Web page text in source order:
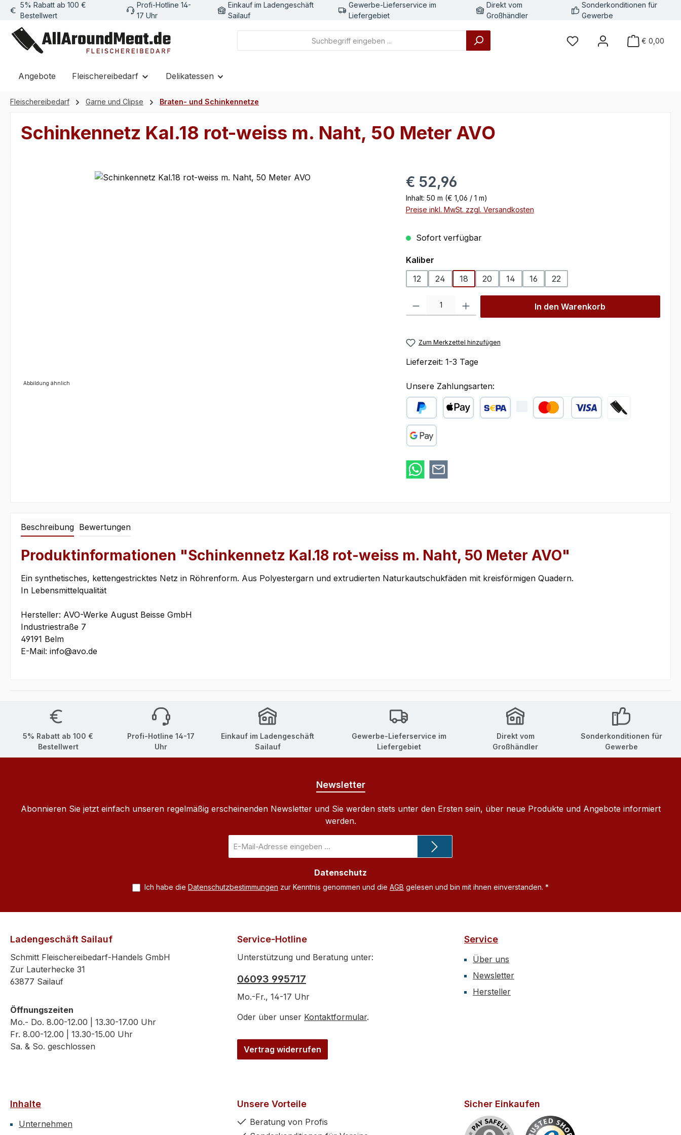
Hauptinhalt springen
Zur Suche springen
Zur Hauptnavigation springen
5% Rabatt ab 100 €
Bestellwert
Profi-Hotline 14-
17 Uhr
Einkauf im Ladengeschäft
Sailauf
Gewerbe-Lieferservice im
Liefergebiet
Direkt vom
Großhändler
Sonderkonditionen für
Gewerbe
€ 0,00
Angebote Fleischereibedarf Delikatessen
Fleischereibedarf Garne und Clipse Braten- und Schinkennetze
Schinkennetz Kal.18 rot-weiss m. Naht, 50 Meter AVO
Bildergalerie überspringen
Abbildung ähnlich
Regulärer Preis:
€ 52,96
Inhalt: 50 m (€ 1,06 / 1 m)
Preise inkl. MwSt. zzgl. Versandkosten
Sofort verfügbar
Kaliberauswählen
12
24 18 20 14 16 22
Produkt Anzahl: Gib den gewünschten Wert ein oder benutze die Schaltflächen
In den Warenkorb
Zum Merkzettel hinzufügen
Lieferzeit: 1-3 Tage
Unsere Zahlungsarten:
PayPal
Beschreibung Bewertungen
Produktinformationen "Schinkennetz Kal.18 rot-weiss m. Naht, 50 Meter AVO"
Ein synthetisches, kettengestricktes Netz in Röhrenform. Aus Polyestergarn und extrudierten Naturkautschukfäden mit kreisförmigen Quadern.
In Lebensmittelqualität
Hersteller: AVO-Werke August Beisse GmbH
Industriestraße 7
49191 Belm
E-Mail: info@avo.de
5% Rabatt ab 100 €
Bestellwert
Profi-Hotline 14-17
Uhr
Einkauf im Ladengeschäft
Sailauf
Gewerbe-Lieferservice im
Liefergebiet
Direkt vom
Großhändler
Sonderkonditionen für
Gewerbe
Newsletter
Abonnieren Sie jetzt einfach unseren regelmäßig erscheinenden Newsletter und Sie werden stets unter den Ersten sein, über neue Produkte und Angebote informiert
werden.
Mail-
Datenschutz
Ich habe die Datenschutzbestimmungen zur Kenntnis genommen und die AGB gelesen und bin mit ihnen einverstanden. *
Service-Hotline
Unterstützung und Beratung unter:
06093 995717
Mo.-Fr., 14-17 Uhr
Oder über unser Kontaktformular.
Vertrag widerrufen
Ladengeschäft Sailauf
Schmitt Fleischereibedarf-Handels GmbH
Zur Lauterhecke 31
63877 Sailauf
Öffnungszeiten
Mo.- Do. 8.00-12.00 | 13.30-17.00 Uhr
Fr. 8.00-12.00 | 13.30-15.00 Uhr
Sa. & So. geschlossen
Service
Über uns
Newsletter
Hersteller
Inhalte
Unternehmen
Unsere Vorteile
Beratung von Profis
Sicher Einkaufen